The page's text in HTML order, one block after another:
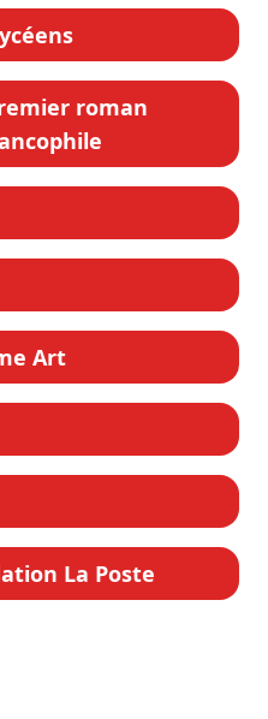
roman
Art
La Poste